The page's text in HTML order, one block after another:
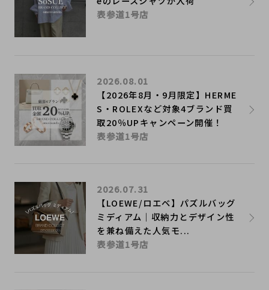
表参道1号店
【2026年8月・9月限定】HERME
S・ROLEXなど対象4ブランド買
取20％UPキャンペーン開催！
2026.08.01
表参道1号店
【LOEWE/ロエベ】パズルバッグ
ミディアム｜収納力とデザイン性
を兼ね備えた人気モ...
2026.07.31
表参道1号店